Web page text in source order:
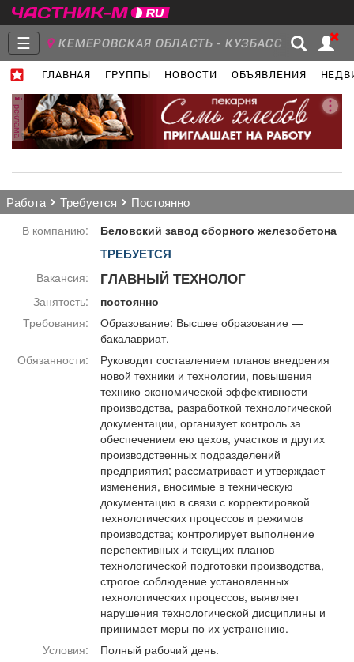
☰ КЕМЕРОВСКАЯ ОБЛАСТЬ - КУЗБАСС
ГЛАВНАЯ ГРУППЫ НОВОСТИ ОБЪЯВЛЕНИЯ
Главная
Группы Новости
Работа Транспорт
Афиша Обучение Проекты
Поздравления Погода
Я - пенсионер
реклама
работа требуется постоянно
В компанию: Беловский завод сборного железобетона
ТРЕБУЕТСЯ
Вакансия: ГЛАВНЫЙ ТЕХНОЛОГ
Занятость:
постоянно
Требования:
Образование: Высшее образование —
бакалавриат.
Обязанности:
Руководит составлением планов внедрения
новой техники и технологии, повышения
технико-экономической эффективности
производства, разработкой технологической
документации, организует контроль за
обеспечением ею цехов, участков и других
производственных подразделений
предприятия; рассматривает и утверждает
изменения, вносимые в техническую
документацию в связи с корректировкой
технологических процессов и режимов
производства; контролирует выполнение
перспективных и текущих планов
технологической подготовки производства,
строгое соблюдение установленных
технологических процессов, выявляет
нарушения технологической дисциплины и
принимает меры по их устранению.
Условия:
Полный рабочий день.